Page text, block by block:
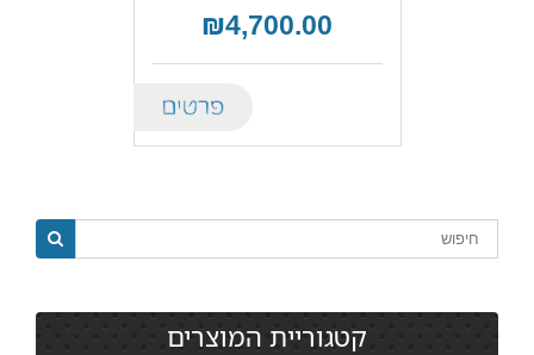
₪4,700.00
קטגוריית המוצרים